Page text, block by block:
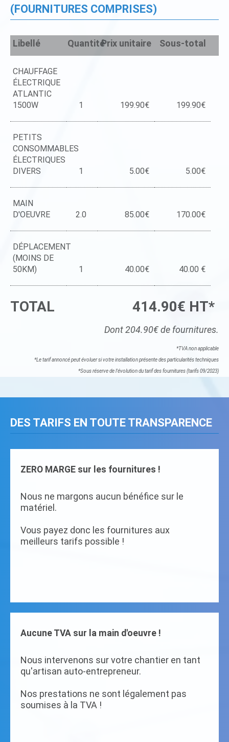
(FOURNITURES COMPRISES)
Libellé QuantitéPrix unitaire Sous-total
CHAUFFAGE
ÉLECTRIQUE
ATLANTIC
1500W
1 199.90€ 199.90€
PETITS
CONSOMMABLES
ÉLECTRIQUES
DIVERS
1 5.00€ 5.00€
MAIN
D'OEUVRE
2.0 85.00€ 170.00€
DÉPLACEMENT
(MOINS DE
50KM)
1 40.00€ 40.00 €
TOTAL 414.90€ HT*
Dont 204.90€ de fournitures.
*TVA non applicable
*Le tarif annoncé peut évoluer si votre installation présente des particularités techniques
*Sous réserve de l'évolution du tarif des fournitures (tarifs 09/2023)
DES TARIFS EN TOUTE TRANSPARENCE
ZERO MARGE sur les fournitures !
Nous ne margons aucun bénéfice sur le
matériel.
Vous payez donc les fournitures aux
meilleurs tarifs possible !
Aucune TVA sur la main d'oeuvre !
Nous intervenons sur votre chantier en tant
qu'artisan auto-entrepreneur.
Nos prestations ne sont légalement pas
soumises à la TVA !